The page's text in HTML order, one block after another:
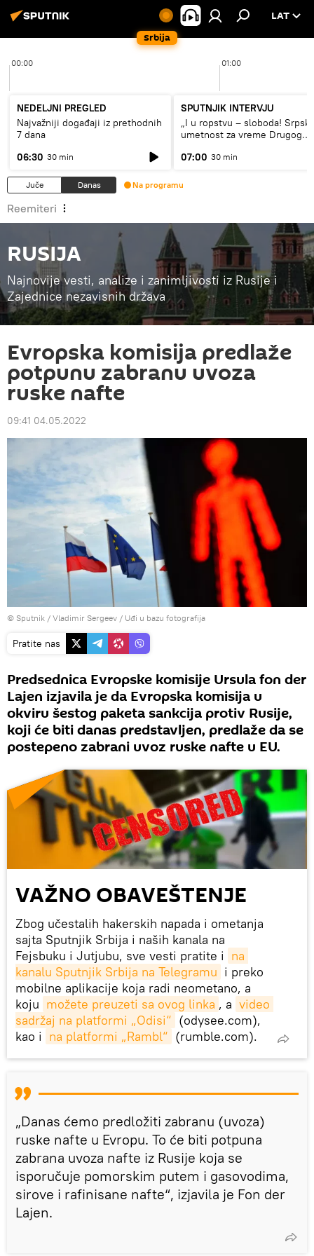
Srbija
LAT
00:00 01:00
NEDELJNI PREGLED
Najvažniji događaji iz prethodnih
7 dana
06:30 30 min
SPUTNJIK INTERVJU
„I u ropstvu – sloboda! Srpska
umetnost za vreme Drugog
07:00 30 min
Juče Danas Na programu
Reemiteri
RUSIJA
Najnovije vesti, analize i zanimljivosti iz Rusije i
Zajednice nezavisnih država
Evropska komisija predlaže
potpunu zabranu uvoza
ruske nafte
09:41 04.05.2022
© Sputnik / Vladimir Sergeev / Uđi u bazu fotografija
Pratite nas
Predsednica Evropske komisije Ursula fon der
Lajen izjavila je da Evropska komisija u
okviru šestog paketa sankcija protiv Rusije,
koji će biti danas predstavljen, predlaže da se
postepeno zabrani uvoz ruske nafte u EU.
VAŽNO OBAVEŠTENJE
Zbog učestalih hakerskih napada i ometanja
sajta Sputnjik Srbija i naših kanala na
Fejsbuku i Jutjubu, sve vesti pratite i na
kanalu Sputnjik Srbija na Telegramu i preko
mobilne aplikacije koja radi neometano, a
koju možete preuzeti sa ovog linka , a video
sadržaj na platformi „Odisi“ (odysee.com),
kao i na platformi „Rambl“ (rumble.com).
„Danas ćemo predložiti zabranu (uvoza)
ruske nafte u Evropu. To će biti potpuna
zabrana uvoza nafte iz Rusije koja se
isporučuje pomorskim putem i gasovodima,
sirove i rafinisane nafte“, izjavila je Fon der
Lajen.